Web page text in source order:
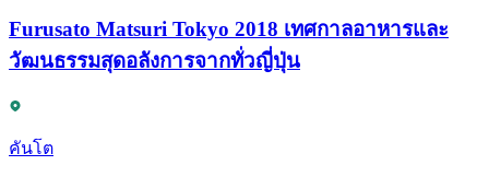
Furusato Matsuri Tokyo 2018 เทศกาลอาหารและ
วัฒนธรรมสุดอลังการจากทั่วญี่ปุ่น
คันโต